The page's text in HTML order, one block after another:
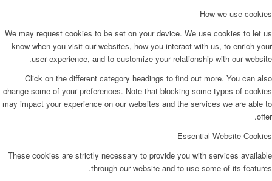
How we use cookies
We may request cookies to be set on your device. We use cookies to let us
know when you visit our websites, how you interact with us, to enrich your
user experience, and to customize your relationship with our website.
Click on the different category headings to find out more. You can also
change some of your preferences. Note that blocking some types of cookies
may impact your experience on our websites and the services we are able to
offer.
Essential Website Cookies
These cookies are strictly necessary to provide you with services available
through our website and to use some of its features.